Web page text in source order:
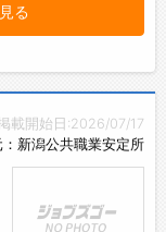
る
載開始日:2026/07/17
新潟公共職業安定所